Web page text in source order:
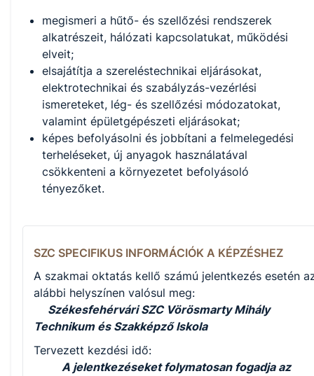
megismeri a hűtő- és szellőzési rendszerek
alkatrészeit, hálózati kapcsolatukat, működési
elveit;
elsajátítja a szereléstechnikai eljárásokat,
elektrotechnikai és szabályzás-vezérlési
ismereteket, lég- és szellőzési módozatokat,
valamint épületgépészeti eljárásokat;
képes befolyásolni és jobbítani a felmelegedési
terheléseket, új anyagok használatával
csökkenteni a környezetet befolyásoló
tényezőket.
SZC SPECIFIKUS INFORMÁCIÓK A KÉPZÉSHEZ
A szakmai oktatás kellő számú jelentkezés esetén
alábbi helyszínen valósul meg:
Székesfehérvári SZC Vörösmarty Mihály
Technikum és Szakképző Iskola
Tervezett kezdési idő:
A jelentkezéseket folymatosan fogadja az